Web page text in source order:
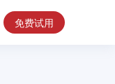
免费试用